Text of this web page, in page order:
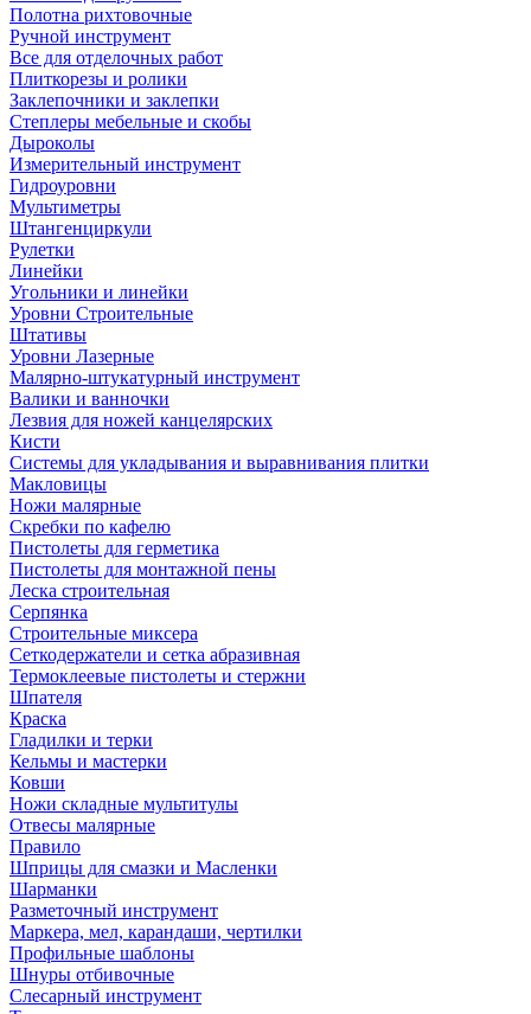
Полотна рихтовочные
Ручной инструмент
Все для отделочных работ
Плиткорезы и ролики
Заклепочники и заклепки
Степлеры мебельные и скобы
Дыроколы
Измерительный инструмент
Гидроуровни
Мультиметры
Штангенциркули
Рулетки
Линейки
Угольники и линейки
Уровни Строительные
Штативы
Уровни Лазерные
Малярно-штукатурный инструмент
Валики и ванночки
Лезвия для ножей канцелярских
Кисти
Системы для укладывания и выравнивания плитки
Макловицы
Ножи малярные
Скребки по кафелю
Пистолеты для герметика
Пистолеты для монтажной пены
Леска строительная
Серпянка
Строительные миксера
Сеткодержатели и сетка абразивная
Термоклеевые пистолеты и стержни
Шпателя
Краска
Гладилки и терки
Кельмы и мастерки
Ковши
Ножи складные мультитулы
Отвесы малярные
Правило
Шприцы для смазки и Масленки
Шарманки
Разметочный инструмент
Маркера, мел, карандаши, чертилки
Профильные шаблоны
Шнуры отбивочные
Слесарный инструмент